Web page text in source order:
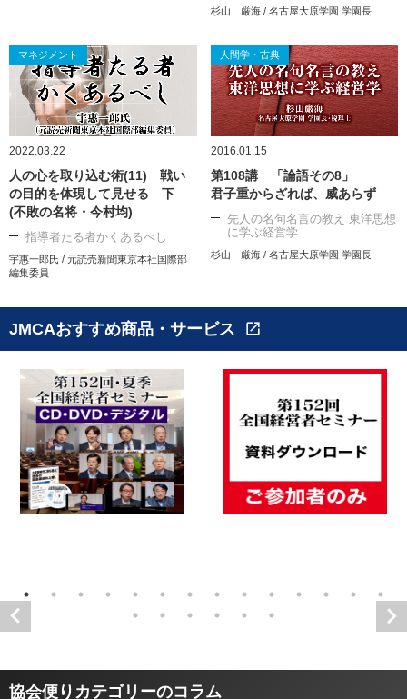
杉山 厳海 / 名古屋大原学園 学園長
マネジメント
2022.03.22
人の心を取り込む術(11) 戦い
の目的を体現して見せる 下
(不敗の名将・今村均)
指導者たる者かくあるべし
宇惠一郎氏 / 元読売新聞東京本社国際部
編集委員
人間学・古典
2016.01.15
第108講 「論語その8」
君子重からざれば、威あらず
先人の名句名言の教え 東洋思想
に学ぶ経営学
杉山 厳海 / 名古屋大原学園 学園長
JMCAおすすめ商品・サービス open_in_new
協会便りカテゴリーのコラム